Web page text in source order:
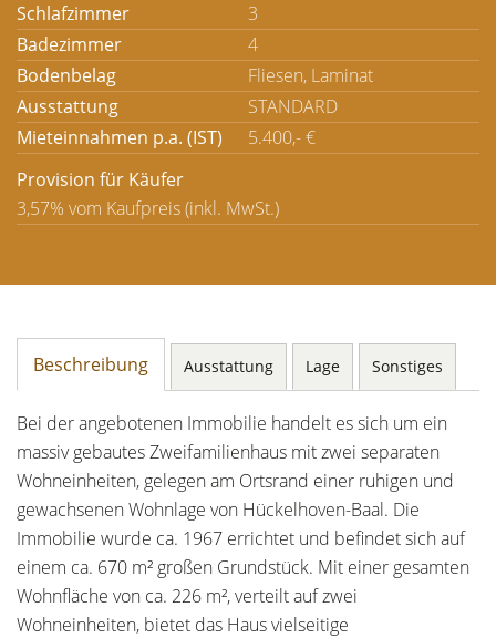
Schlafzimmer
3
Badezimmer
4
Bodenbelag
Fliesen, Laminat
Ausstattung
STANDARD
Mieteinnahmen p.a. (IST)
5.400,- €
Provision für Käufer
3,57% vom Kaufpreis (inkl. MwSt.)
Beschreibung Ausstattung Lage Sonstiges
Bei der angebotenen Immobilie handelt es sich um ein
massiv gebautes Zweifamilienhaus mit zwei separaten
Wohneinheiten, gelegen am Ortsrand einer ruhigen und
gewachsenen Wohnlage von Hückelhoven-Baal. Die
Immobilie wurde ca. 1967 errichtet und befindet sich auf
einem ca. 670 m² großen Grundstück. Mit einer gesamten
Wohnfläche von ca. 226 m², verteilt auf zwei
Wohneinheiten, bietet das Haus vielseitige